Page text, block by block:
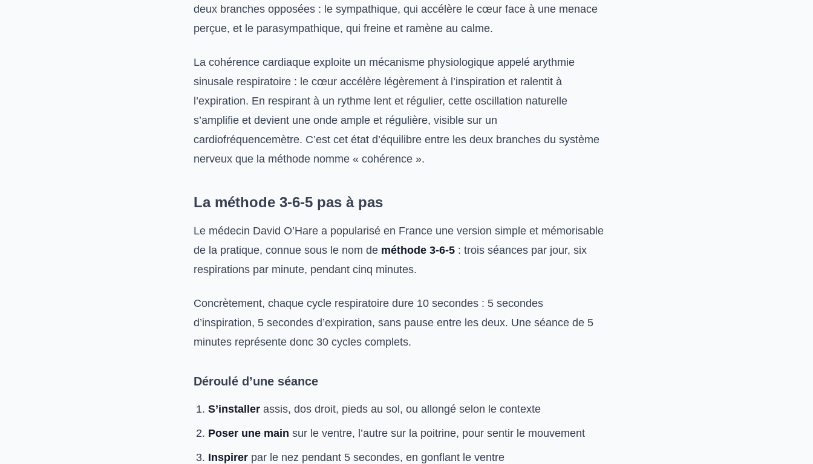
deux branches opposées : le sympathique, qui accélère le cœur face à une menace
perçue, et le parasympathique, qui freine et ramène au calme.
La cohérence cardiaque exploite un mécanisme physiologique appelé arythmie
sinusale respiratoire : le cœur accélère légèrement à l’inspiration et ralentit à
l’expiration. En respirant à un rythme lent et régulier, cette oscillation naturelle
s’amplifie et devient une onde ample et régulière, visible sur un
cardiofréquencemètre. C’est cet état d’équilibre entre les deux branches du système
nerveux que la méthode nomme « cohérence ».
La méthode 3-6-5 pas à pas
Le médecin David O’Hare a popularisé en France une version simple et mémorisable
de la pratique, connue sous le nom de méthode 3-6-5 : trois séances par jour, six
respirations par minute, pendant cinq minutes.
Concrètement, chaque cycle respiratoire dure 10 secondes : 5 secondes
d’inspiration, 5 secondes d’expiration, sans pause entre les deux. Une séance de 5
minutes représente donc 30 cycles complets.
Déroulé d’une séance
S’installer assis, dos droit, pieds au sol, ou allongé selon le contexte
Poser une main sur le ventre, l’autre sur la poitrine, pour sentir le mouvement
Inspirer par le nez pendant 5 secondes, en gonflant le ventre